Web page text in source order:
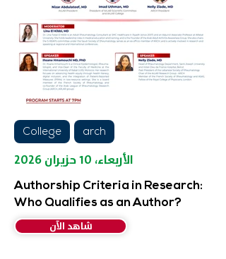
College arch
الأربعاء، ١٠ حزيران ٢٠٢٦
Authorship Criteria in Research:
Who Qualifies as an Author?
شاهد الآن